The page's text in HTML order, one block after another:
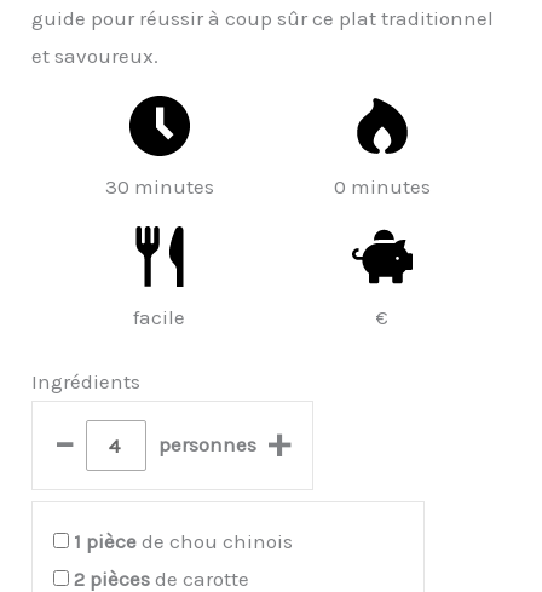
guide pour réussir à coup sûr ce plat traditionnel
et savoureux.
30 minutes 0 minutes
facile €
Ingrédients
– personnes +
1 pièce de chou chinois
2 pièces de carotte